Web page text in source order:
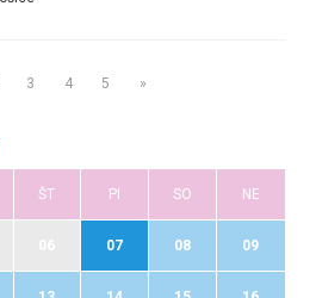
3 4 5 »
ŠT PI SO NE
07 08 09